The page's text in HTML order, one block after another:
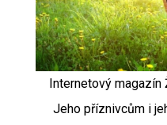
Internetový
Jeho příznivcům i